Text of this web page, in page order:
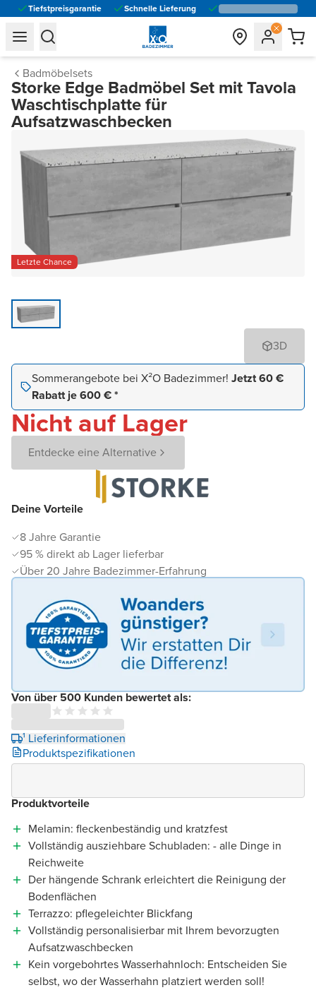
Tiefstpreisgarantie Schnelle Lieferung
general.navigation.toggle_menu.label
general.navigation.toggle_menu.label
Badmöbelsets
Storke Edge Badmöbel Set mit Tavola
Waschtischplatte für
Aufsatzwaschbecken
Letzte Chance
3D
Deine Vorteile
8 Jahre Garantie
95 % direkt ab Lager lieferbar
Über 20 Jahre Badezimmer-Erfahrung
Von über 500 Kunden bewertet als:
¹ Lieferinformationen
Produktspezifikationen
Sommerangebote bei X²O Badezimmer! Jetzt 60 €
Rabatt je 600 € *
Nicht auf Lager
Entdecke eine Alternative
Produktvorteile
Melamin: fleckenbeständig und kratzfest
Vollständig ausziehbare Schubladen: - alle Dinge in
Reichweite
Der hängende Schrank erleichtert die Reinigung der
Bodenflächen
Terrazzo: pflegeleichter Blickfang
Vollständig personalisierbar mit Ihrem bevorzugten
Aufsatzwaschbecken
Kein vorgebohrtes Wasserhahnloch: Entscheiden Sie
selbst, wo der Wasserhahn platziert werden soll!